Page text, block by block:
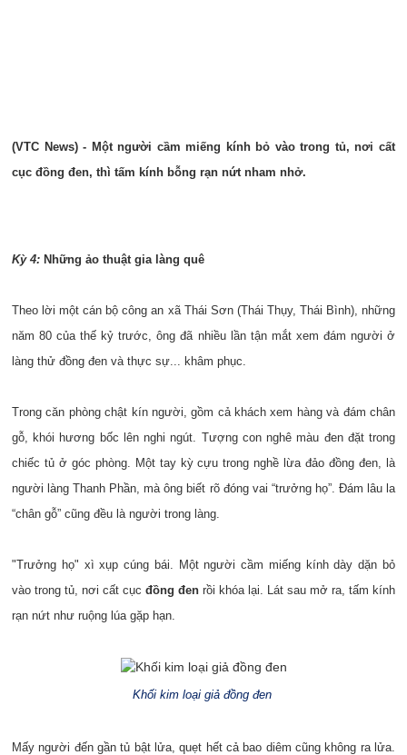
(VTC News) - Một người cầm miếng kính bỏ vào trong tủ, nơi cất
cục đồng đen, thì tấm kính bỗng rạn nứt nham nhở.
Kỳ 4: Những ảo thuật gia làng quê
Theo lời một cán bộ công an xã Thái Sơn (Thái Thụy, Thái Bình), những
năm 80 của thế kỷ trước, ông đã nhiều lần tận mắt xem đám người ở
làng thử đồng đen và thực sự... khâm phục.
Trong căn phòng chật kín người, gồm cả khách xem hàng và đám chân
gỗ, khói hương bốc lên nghi ngút. Tượng con nghê màu đen đặt trong
chiếc tủ ở góc phòng. Một tay kỳ cựu trong nghề lừa đảo đồng đen, là
người làng Thanh Phần, mà ông biết rõ đóng vai “trưởng họ”. Đám lâu la
“chân gỗ” cũng đều là người trong làng.
"Trưởng họ" xì xụp cúng bái. Một người cầm miếng kính dày dặn bỏ
vào trong tủ, nơi cất cục đồng đen rồi khóa lại. Lát sau mở ra, tấm kính
rạn nứt như ruộng lúa gặp hạn.
Khối kim loại giả đồng đen
Mấy người đến gần tủ bật lửa, quẹt hết cả bao diêm cũng không ra lửa.